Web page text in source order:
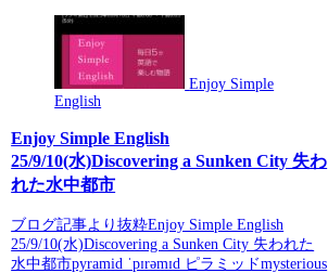
Enjoy Simple
English
Enjoy Simple English
25/9/10(水)Discovering a Sunken City 失わ
れた水中都市
ブログ記事より抜粋Enjoy Simple English
25/9/10(水)Discovering a Sunken City 失われた
水中都市pyramid ˈpɪrəmɪd ピラミッドmysterious